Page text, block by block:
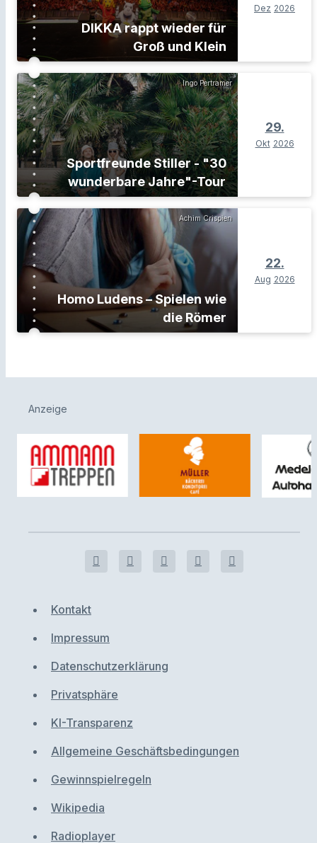
DIKKA rappt wieder für
Groß und Klein
Dez 2026
Ingo Pertramer
Sportfreunde Stiller - "30
wunderbare Jahre"-Tour
29.
Okt 2026
Achim Crispien
Homo Ludens – Spielen wie
die Römer
22.
Aug 2026
Anzeige
Kontakt
Impressum
Datenschutzerklärung
Privatsphäre
KI-Transparenz
Allgemeine Geschäftsbedingungen
Gewinnspielregeln
Wikipedia
Radioplayer